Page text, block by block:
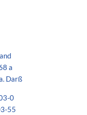
a
Darß
0
55